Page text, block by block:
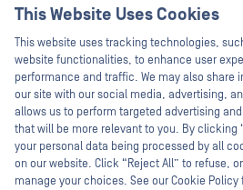
技术文档
培训
漏洞计划
合作伙伴
认证
技术合作伙伴
渠道合作伙伴计划
新闻
活动
网络
产品
白皮
免费
This Website Uses Cookies
This website uses tracking technologies,
website functionalities, to enhance user
performance and traffic. We may also share
our site with our social media, advertising,
allows us to perform targeted advertising
that will be more relevant to you. By clicking
your personal data being processed by all
on our website. Click “Reject All” to refuse,
manage your choices. See our Cookie
Hey there!
I'm Ozzy, your
How can I help
today?